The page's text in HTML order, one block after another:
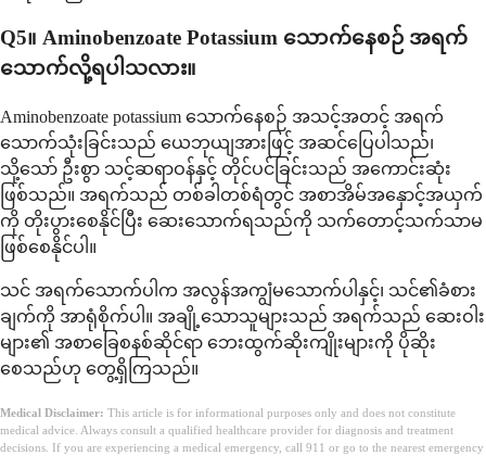
Q5။ Aminobenzoate Potassium သောက်နေစဉ် အရက်
သောက်လို့ရပါသလား။
Aminobenzoate potassium သောက်နေစဉ် အသင့်အတင့် အရက်
သောက်သုံးခြင်းသည် ယေဘုယျအားဖြင့် အဆင်ပြေပါသည်၊
သို့သော် ဦးစွာ သင့်ဆရာဝန်နှင့် တိုင်ပင်ခြင်းသည် အကောင်းဆုံး
ဖြစ်သည်။ အရက်သည် တစ်ခါတစ်ရံတွင် အစာအိမ်အနှောင့်အယှက်
ကို တိုးပွားစေနိုင်ပြီး ဆေးသောက်ရသည်ကို သက်တောင့်သက်သာမ
ဖြစ်စေနိုင်ပါ။
သင် အရက်သောက်ပါက အလွန်အကျွံမသောက်ပါနှင့်၊ သင်၏ခံစား
ချက်ကို အာရုံစိုက်ပါ။ အချို့သောသူများသည် အရက်သည် ဆေးဝါး
များ၏ အစာခြေစနစ်ဆိုင်ရာ ဘေးထွက်ဆိုးကျိုးများကို ပိုဆိုး
စေသည်ဟု တွေ့ရှိကြသည်။
Medical Disclaimer: This article is for informational purposes only and does not constitute
medical advice. Always consult a qualified healthcare provider for diagnosis and treatment
decisions. If you are experiencing a medical emergency, call 911 or go to the nearest emergency